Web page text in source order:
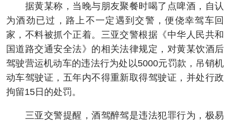
据黄某称，当晚与朋友聚餐时喝了点啤酒，自认
为酒劲已过，路上不一定遇到交警，便侥幸驾车回
家，不料被抓个正着。三亚交警根据《中华人民共和
国道路交通安全法》的相关法律规定，对黄某饮酒后
驾驶营运机动车的违法行为处以5000元罚款，吊销机
动车驾驶证，五年内不得重新取得驾驶证，并处行政
拘留15日的处罚。
三亚交警提醒，酒驾醉驾是违法犯罪行为，极易